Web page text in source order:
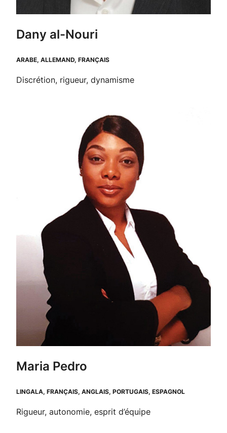
Dany al-Nouri
ARABE, ALLEMAND, FRANÇAIS
Discrétion, rigueur, dynamisme
Maria Pedro
LINGALA, FRANÇAIS, ANGLAIS, PORTUGAIS, ESPAGNOL
Rigueur, autonomie, esprit d’équipe